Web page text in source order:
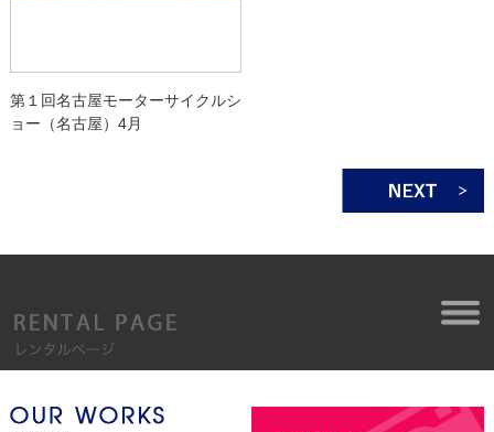
第１回名古屋モーターサイクルシ
ョー（名古屋）4月